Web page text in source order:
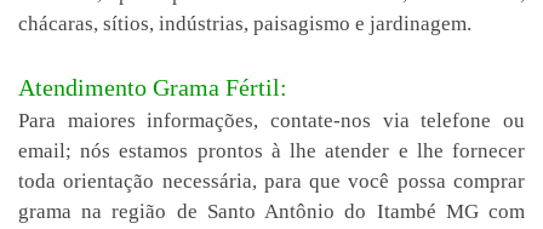
chácaras, sítios, indústrias, paisagismo e jardinagem.
Atendimento Grama Fértil:
Para maiores informações, contate-nos via telefone ou
email; nós estamos prontos à lhe atender e lhe fornecer
toda orientação necessária, para que você possa comprar
grama na região de Santo Antônio do Itambé MG com